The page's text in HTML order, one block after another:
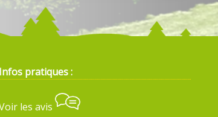
Infos pratiques :
les avis